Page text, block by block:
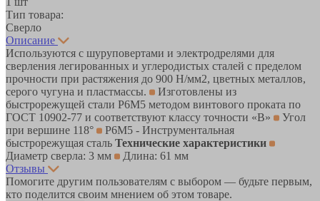
Тип товара:
Сверло
Описание
Используются с шуруповертами и электродрелями для
сверления легированных и углеродистых сталей с пределом
прочности при растяжения до 900 Н/мм2, цветных металлов,
серого чугуна и пластмассы.
Изготовлены из
быстрорежущей стали Р6М5 методом винтового проката по
ГОСТ 10902-77 и соответствуют классу точности «В»
Угол
при вершине 118°
Р6М5 - Инструментальная
быстрорежущая сталь Технические характеристики
Диаметр сверла: 3 мм
Длина: 61 мм
Отзывы
Помогите другим пользователям с выбором — будьте первым,
кто поделится своим мнением об этом товаре.